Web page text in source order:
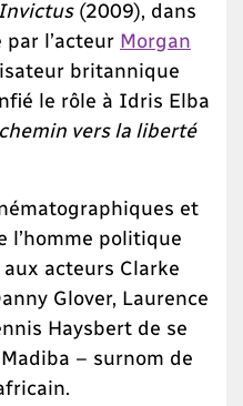
Invictus(2009), dans
l’acteur Morgan
britannique
le rôle à Idris Elba
vers la liberté
et
l’homme politique
acteurs Clarke
Glover, Laurence
Haysbert de se
– surnom de